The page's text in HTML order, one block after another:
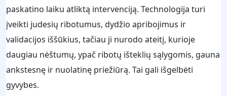
paskatino laiku atliktą intervenciją. Technologija turi
įveikti judesių ribotumus, dydžio apribojimus ir
validacijos iššūkius, tačiau ji nurodo ateitį, kurioje
daugiau nėštumų, ypač ribotų išteklių sąlygomis, gauna
ankstesnę ir nuolatinę priežiūrą. Tai gali išgelbėti
gyvybes.